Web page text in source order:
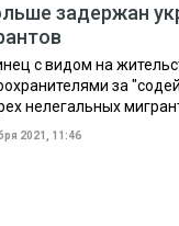
задержан
с видом на
за
нелегальных
2021, 11:46